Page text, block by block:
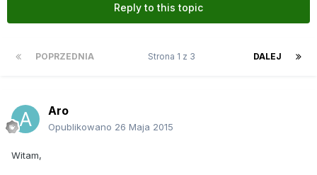
Reply to this topic
POPRZEDNIA DALEJ
Strona 1 z 3
Aro
Opublikowano 26 Maja 2015
Witam,